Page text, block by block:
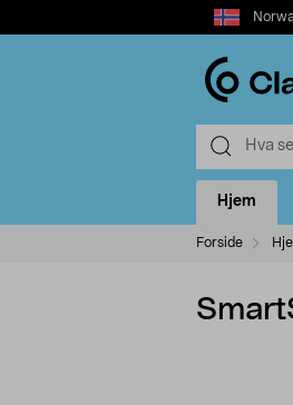
Select
market
Hjem
Forside